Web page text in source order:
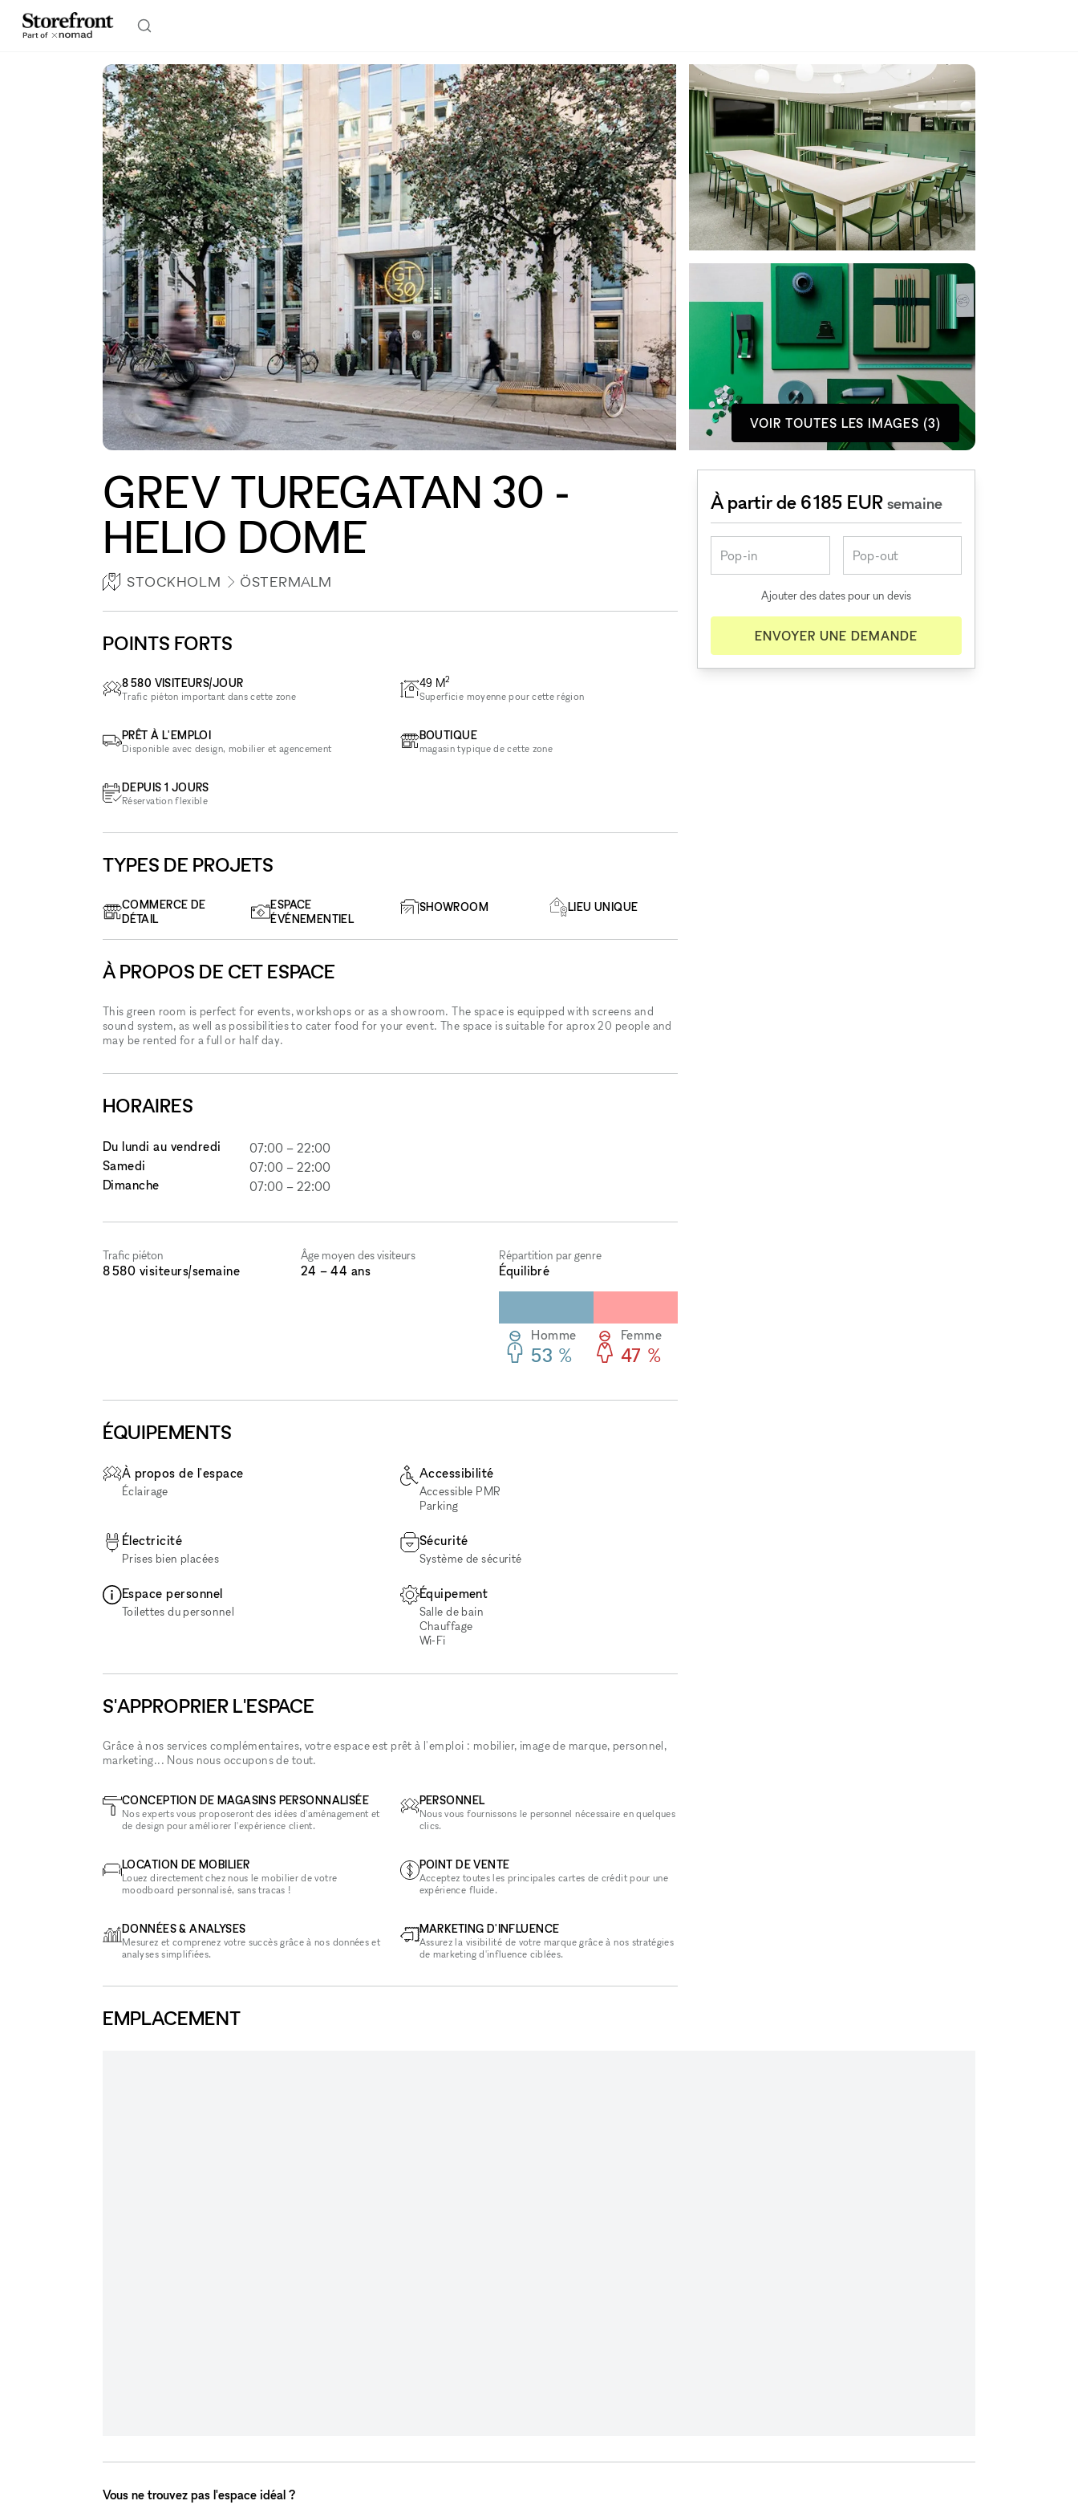
VOIR TOUTES LES IMAGES (3)
GREV TUREGATAN 30 -
HELIO DOME
STOCKHOLM ÖSTERMALM
POINTS FORTS
8 580 VISITEURS/JOUR
Trafic piéton important dans cette zone
PRÊT À L'EMPLOI
Disponible avec design, mobilier et agencement
DEPUIS 1 JOURS
Réservation flexible
49 M2
Superficie moyenne pour cette région
BOUTIQUE
magasin typique de cette zone
TYPES DE PROJETS
COMMERCE DE
DÉTAIL
ESPACE
ÉVÉNEMENTIEL
SHOWROOM LIEU UNIQUE
À PROPOS DE CET ESPACE
This green room is perfect for events, workshops or as a showroom. The space is equipped with screens and
sound system, as well as possibilities to cater food for your event. The space is suitable for aprox 20 people and
may be rented for a full or half day.
HORAIRES
Du lundi au vendredi 07:00 –22:00
Samedi
07:00 –22:00
Dimanche
07:00 –22:00
Trafic piéton
8 580 visiteurs/semaine
Âge moyen des visiteurs
24 – 44 ans
Répartition par genre
Équilibré
Femme
47 %
Homme
53 %
ÉQUIPEMENTS
À propos de l'espace
Éclairage
Accessibilité
Accessible PMR
Parking
Électricité
Prises bien placées
Sécurité
Système de sécurité
Espace personnel
Toilettes du personnel
Équipement
Salle de bain
Chauffage
Wi‑Fi
S'APPROPRIER L'ESPACE
Grâce à nos services complémentaires, votre espace est prêt à l'emploi : mobilier, image de marque, personnel,
marketing... Nous nous occupons de tout.
CONCEPTION DE MAGASINS PERSONNALISÉE
Nos experts vous proposeront des idées d'aménagement et
de design pour améliorer l'expérience client.
LOCATION DE MOBILIER
Louez directement chez nous le mobilier de votre
moodboard personnalisé, sans tracas !
DONNÉES & ANALYSES
Mesurez et comprenez votre succès grâce à nos données et
analyses simplifiées.
PERSONNEL
Nous vous fournissons le personnel nécessaire en quelques
clics.
POINT DE VENTE
Acceptez toutes les principales cartes de crédit pour une
expérience fluide.
MARKETING D'INFLUENCE
Assurez la visibilité de votre marque grâce à nos stratégies
de marketing d'influence ciblées.
À partir de 6 185 EURsemaine
Ajouter des dates pour un devis
ENVOYER UNE DEMANDE
EMPLACEMENT
Vous ne trouvez pas l'espace idéal ?